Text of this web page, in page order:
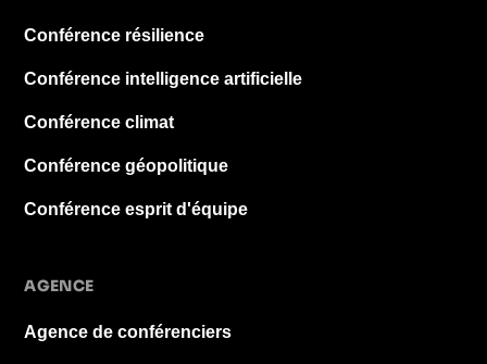
Conférence résilience
Conférence intelligence artificielle
Conférence climat
Conférence géopolitique
Conférence esprit d'équipe
AGENCE
Agence de conférenciers